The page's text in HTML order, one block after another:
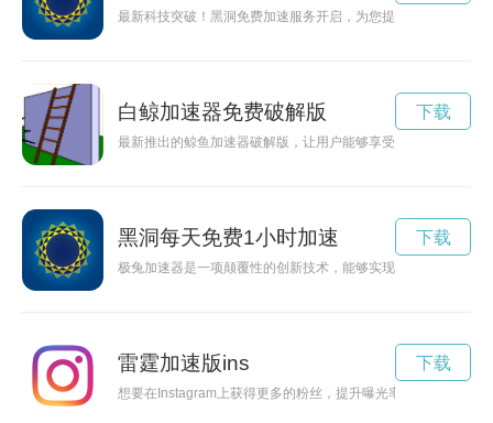
最新科技突破！黑洞免费加速服务开启，为您提供两小时极速旅
白鲸加速器免费破解版
最新推出的鲸鱼加速器破解版，让用户能够享受更快速、更流
下载
黑洞每天免费1小时加速
极兔加速器是一项颠覆性的创新技术，能够实现高效加速，为
下载
雷霆加速版ins
想要在Instagram上获得更多的粉丝，提升曝光率吗？使用加速
下载